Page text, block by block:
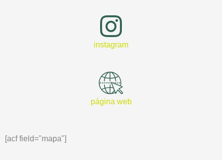
instagram
página web
[acf field="mapa"]